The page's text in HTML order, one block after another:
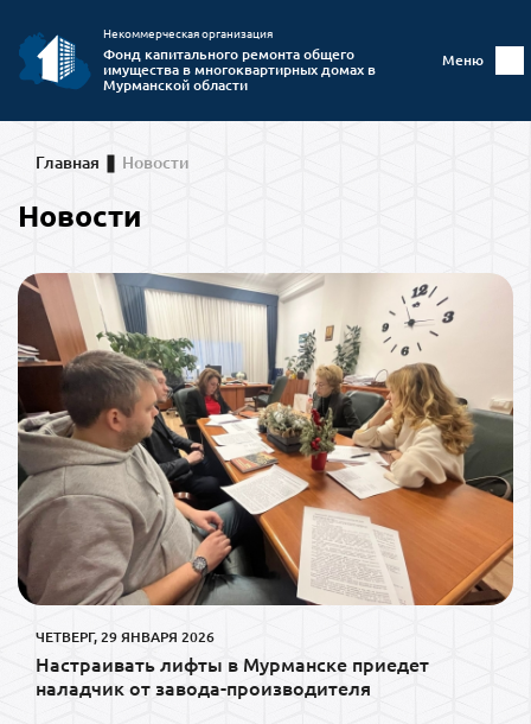
Некоммерческая организация
Фонд капитального ремонта общего
имущества в многоквартирных домах в
Мурманской области
Меню
Главная Новости
Новости
ЧЕТВЕРГ, 29 ЯНВАРЯ 2026
Настраивать лифты в Мурманске приедет
наладчик от завода-производителя